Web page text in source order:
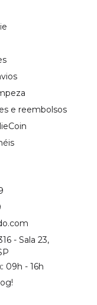
e reembolsos
- Sala 23,
09h - 16h